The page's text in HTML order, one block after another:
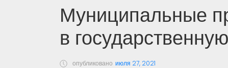
Муниципальные
в
опубликовано июля 27, 2021